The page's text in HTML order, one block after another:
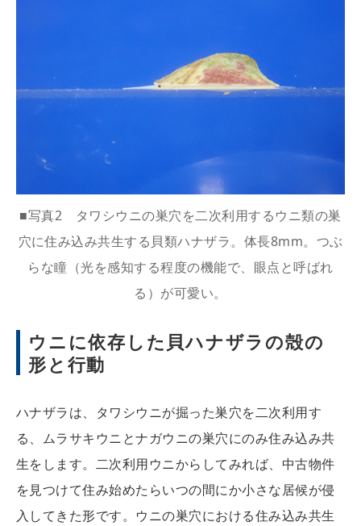
■写真2 タワシウニの巣穴を二次利用するウニ類の巣
穴に住み込み共生する貝類ハナザラ。体長8mm。つぶ
らな瞳（光を感知する程度の機能で、眼点と呼ばれ
る）が可愛い。
ウニに依存した貝ハナザラの殻の
形と行動
ハナザラは、タワシウニが掘った巣穴を二次利用す
る、ムラサキウニとナガウニの巣穴にのみ住み込み共
生をします。二次利用ウニからしてみれば、中古物件
を見つけて住み始めたらいつの間にか小さな居候が侵
入してきた形です。ウニの巣穴における住み込み共生